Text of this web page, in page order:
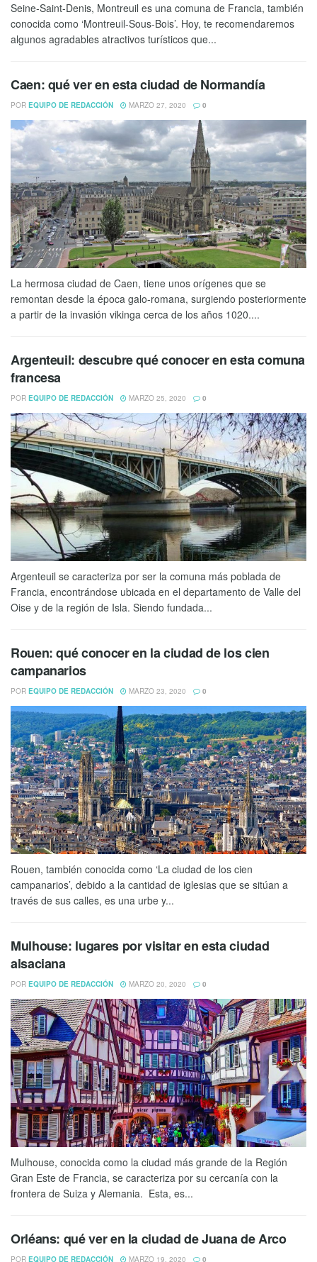
Seine-Saint-Denis, Montreuil es una comuna de Francia, también
conocida como ‘Montreuil-Sous-Bois’. Hoy, te recomendaremos
algunos agradables atractivos turísticos que...
Caen: qué ver en esta ciudad de Normandía
POR EQUIPO DE REDACCIÓN MARZO 27, 2020 0
La hermosa ciudad de Caen, tiene unos orígenes que se
remontan desde la época galo-romana, surgiendo posteriormente
a partir de la invasión vikinga cerca de los años 1020....
Argenteuil: descubre qué conocer en esta comuna
francesa
POR EQUIPO DE REDACCIÓN MARZO 25, 2020 0
Argenteuil se caracteriza por ser la comuna más poblada de
Francia, encontrándose ubicada en el departamento de Valle del
Oise y de la región de Isla. Siendo fundada...
Rouen: qué conocer en la ciudad de los cien
campanarios
POR EQUIPO DE REDACCIÓN MARZO 23, 2020 0
Rouen, también conocida como ‘La ciudad de los cien
campanarios’, debido a la cantidad de iglesias que se sitúan a
través de sus calles, es una urbe y...
Mulhouse: lugares por visitar en esta ciudad
alsaciana
POR EQUIPO DE REDACCIÓN MARZO 20, 2020 0
Mulhouse, conocida como la ciudad más grande de la Región
Gran Este de Francia, se caracteriza por su cercanía con la
frontera de Suiza y Alemania. Esta, es...
Orléans: qué ver en la ciudad de Juana de Arco
POR EQUIPO DE REDACCIÓN MARZO 19, 2020 0